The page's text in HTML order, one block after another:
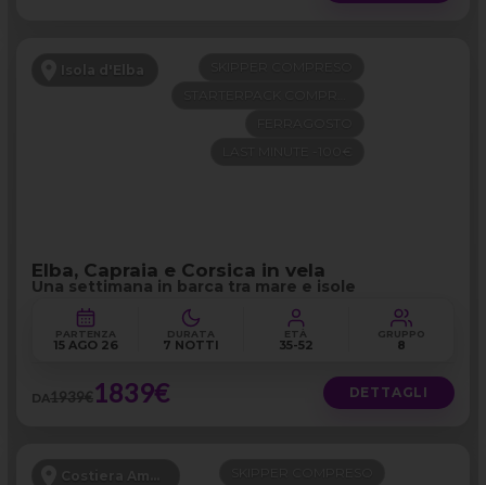
Isola d'Elba
Elba, Capraia e Corsica in vela
Una settimana in barca tra mare e isole
PARTENZA
15 AGO 26
DURATA
7 NOTTI
ETÀ
35-52
GRUPPO
8
DA1939€1839€ DETTAGLI
Costiera Amalfitana